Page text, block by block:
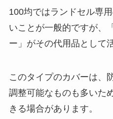
100均ではランドセル専
いことが一般的ですが、
ー」がその代用品として
このタイプのカバーは、
調整可能なものも多いた
きる場合があります。